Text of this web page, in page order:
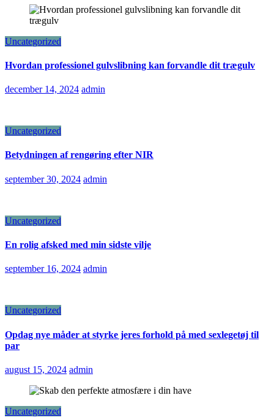
Uncategorized
Hvordan professionel gulvslibning kan forvandle dit trægulv
december 14, 2024 admin
Uncategorized
Betydningen af rengøring efter NIR
september 30, 2024 admin
Uncategorized
En rolig afsked med min sidste vilje
september 16, 2024 admin
Uncategorized
Opdag nye måder at styrke jeres forhold på med sexlegetøj til
par
august 15, 2024 admin
Uncategorized